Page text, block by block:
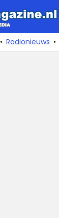
Radionieuws